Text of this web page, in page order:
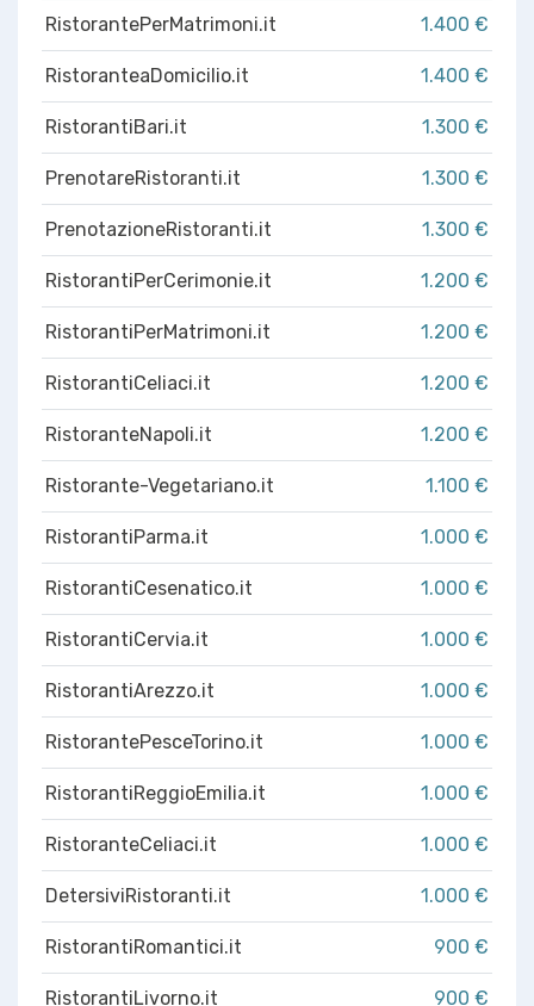
RistorantePerMatrimoni.it 1.400 €
RistoranteaDomicilio.it 1.400 €
RistorantiBari.it 1.300 €
PrenotareRistoranti.it 1.300 €
PrenotazioneRistoranti.it 1.300 €
RistorantiPerCerimonie.it 1.200 €
RistorantiPerMatrimoni.it 1.200 €
RistorantiCeliaci.it 1.200 €
RistoranteNapoli.it 1.200 €
Ristorante-Vegetariano.it 1.100 €
RistorantiParma.it 1.000 €
RistorantiCesenatico.it 1.000 €
RistorantiCervia.it 1.000 €
RistorantiArezzo.it 1.000 €
RistorantePesceTorino.it 1.000 €
RistorantiReggioEmilia.it 1.000 €
RistoranteCeliaci.it 1.000 €
DetersiviRistoranti.it 1.000 €
RistorantiRomantici.it 900 €
RistorantiLivorno.it 900 €